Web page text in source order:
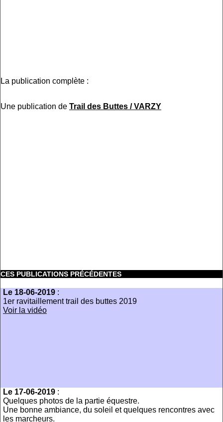
La publication complète :
Une publication de Trail des Buttes / VARZY
CES PUBLICATIONS PRÉCÉDENTES
Le 18-06-2019 :
1er ravitaillement trail des buttes 2019
Voir la vidéo
Le 17-06-2019 :
Quelques photos de la partie équestre.
Une bonne ambiance, du soleil et quelques rencontres avec
les marcheurs.